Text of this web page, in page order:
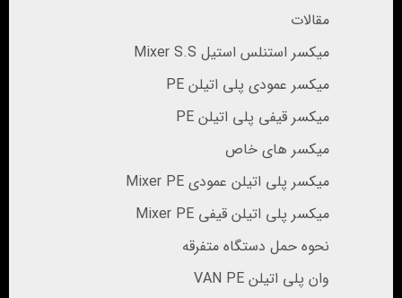
مقالات
میکسر استنلس استیل Mixer S.S
میکسر عمودی پلی اتیلن PE
میکسر قیفی پلی اتیلن PE
میکسر های خاص
میکسر پلی اتیلن عمودی Mixer PE
میکسر پلی اتیلن قیفی Mixer PE
نحوه حمل دستگاه متفرقه
وان پلی اتیلن VAN PE